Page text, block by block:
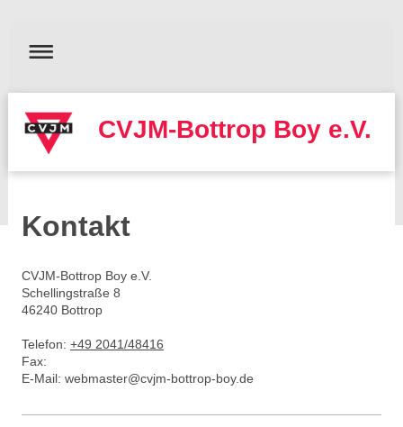
CVJM-Bottrop Boy e.V.
Kontakt
CVJM-Bottrop Boy e.V.
Schellingstraße 8
46240 Bottrop
Telefon: +49 2041/48416
Fax:
E-Mail: webmaster@cvjm-bottrop-boy.de